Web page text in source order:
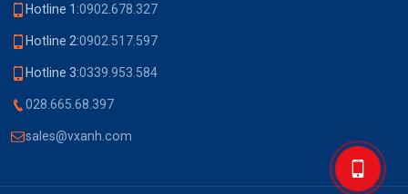
Hotline 1:0902.678.327
Hotline 2:0902.517.597
Hotline 3:0339.953.584
028.665.68.397
sales@vxanh.com